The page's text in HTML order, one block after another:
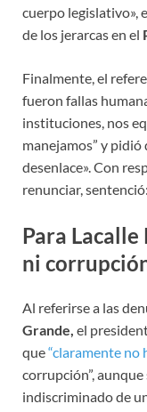
cuerpo legislativo»,
de los jerarcas en el
Finalmente, el
fueron fallas
instituciones, nos
manejamos” y
desenlace». Con
renunciar,
Para
ni
Al referirse a las
Grande, el
que“claramente no
corrupción”,
indiscriminado de